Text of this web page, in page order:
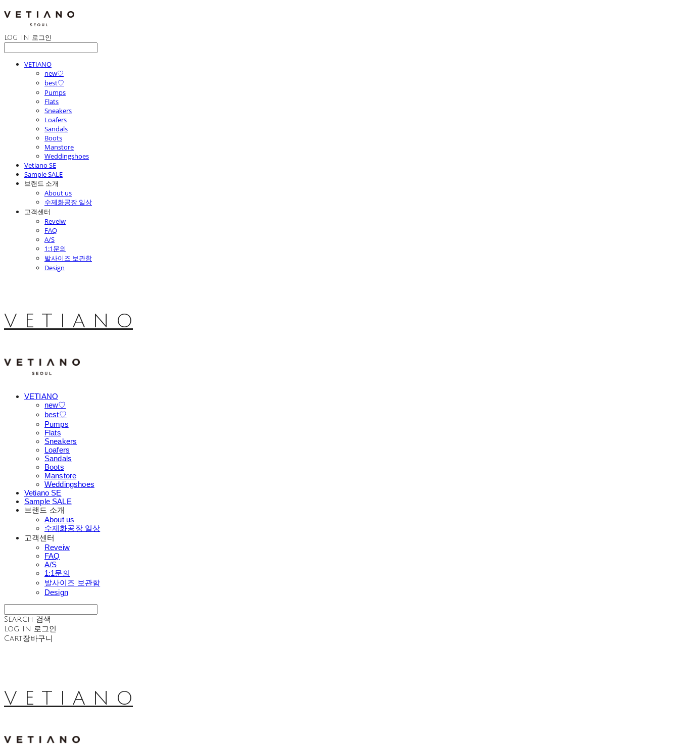
LOG IN 로그인
VETIANO
new♡
best♡
Pumps
Flats
Sneakers
Loafers
Sandals
Boots
Manstore
Weddingshoes
Vetiano SE
Sample SALE
브랜드 소개
About us
수제화공장 일상
고객센터
Reveiw
FAQ
A/S
1:1문의
발사이즈 보관함
Design
V E T I A N O
VETIANO
new♡
best♡
Pumps
Flats
Sneakers
Loafers
Sandals
Boots
Manstore
Weddingshoes
Vetiano SE
Sample SALE
브랜드 소개
About us
수제화공장 일상
고객센터
Reveiw
FAQ
A/S
1:1문의
발사이즈 보관함
Design
Search 검색
Log In 로그인
Cart장바구니
V E T I A N O